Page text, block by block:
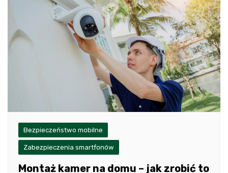
Bezpieczeństwo mobilne
Zabezpieczenia smartfonów
Montaż kamer na domu – jak zrobić to